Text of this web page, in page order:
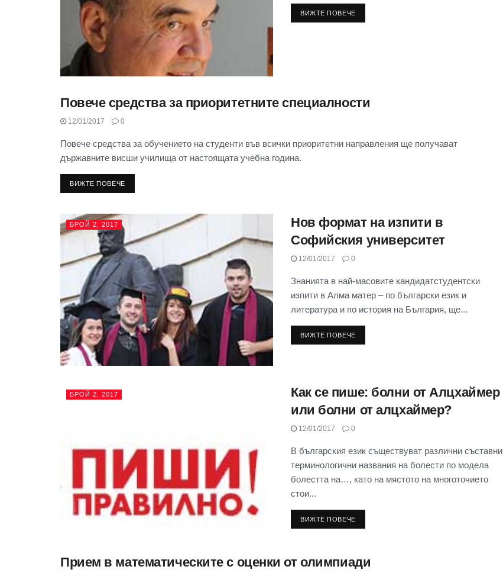
ВИЖТЕ ПОВЕЧЕ
БРОЙ 2, 2017
Повече средства за приоритетните специалности
12/01/2017 0
Повече средства за обучението на студенти във всички приоритетни направления ще получават
държавните висши училища от настоящата учебна година.
ВИЖТЕ ПОВЕЧЕ
БРОЙ 2, 2017
Нов формат на изпити в
Софийския университет
12/01/2017 0
Знанията в най-масовите кандидатстудентски
изпити в Алма матер – по български език и
литература и по история на България, ще...
ВИЖТЕ ПОВЕЧЕ
БРОЙ 2, 2017
Как се пише: болни от Алцхаймер
или болни от алцхаймер?
12/01/2017 0
В българския език съществуват различни съставни
терминологични названия на болести по модела
болестта на…, като на мястото на многоточието
стои...
ВИЖТЕ ПОВЕЧЕ
БРОЙ 2, 2017
Прием в математическите с оценки от олимпиади